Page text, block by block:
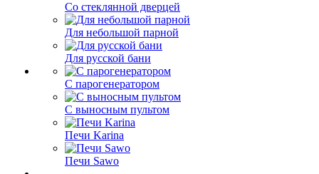
Со стеклянной дверцей
Для небольшой парной
Для русской бани
С парогенератором
С выносным пультом
Печи Karina
Печи Sawo